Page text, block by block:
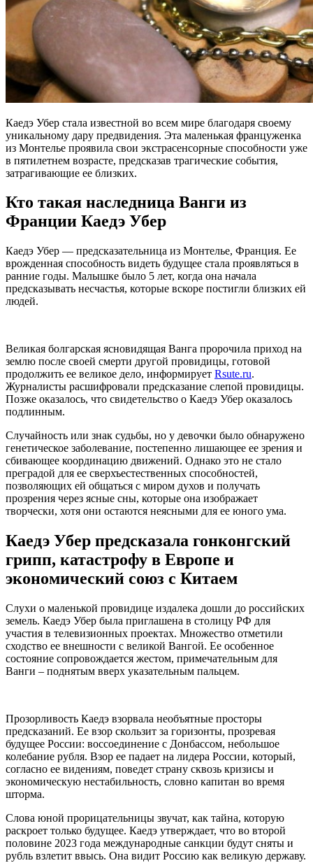
Каедэ Убер стала известной во всем мире благодаря своему
уникальному дару предвидения. Эта маленькая француженка
из Монтелье проявила свои экстрасенсорные способности уже
в пятилетнем возрасте, предсказав трагические события,
затрагивающие ее близких.
Кто такая наследница Ванги из
Франции Каедэ Убер
Каедэ Убер — предсказательница из Монтелье, Франция. Ее
врожденная способность видеть будущее стала проявляться в
ранние годы. Малышке было 5 лет, когда она начала
предсказывать несчастья, которые вскоре постигли близких ей
людей.
Великая болгарская ясновидящая Ванга пророчила приход на
землю после своей смерти другой провидицы, готовой
продолжить ее великое дело, информирует Rsute.ru.
Журналисты расшифровали предсказание слепой провидицы.
Позже оказалось, что свидетельство о Каедэ Убер оказалось
подлинным.
Случайность или знак судьбы, но у девочки было обнаружено
генетическое заболевание, постепенно лишающее ее зрения и
сбивающее координацию движений. Однако это не стало
преградой для ее сверхъестественных способностей,
позволяющих ей общаться с миром духов и получать
прозрения через ясные сны, которые она изображает
творчески, хотя они остаются неясными для ее юного ума.
Каедэ Убер предсказала гонконгский
грипп, катастрофу в Европе и
экономический союз с Китаем
Слухи о маленькой провидице издалека дошли до российских
земель. Каедэ Убер была приглашена в столицу РФ для
участия в телевизионных проектах. Множество отметили
сходство ее внешности с великой Вангой. Ее особенное
состояние сопровождается жестом, примечательным для
Ванги – поднятым вверх указательным пальцем.
Прозорливость Каедэ взорвала необъятные просторы
предсказаний. Ее взор скользит за горизонты, прозревая
будущее России: воссоединение с Донбассом, небольшое
колебание рубля. Взор ее падает на лидера России, который,
согласно ее видениям, поведет страну сквозь кризисы и
экономическую нестабильность, словно капитан во время
шторма.
Слова юной прорицательницы звучат, как тайна, которую
раскроет только будущее. Каедэ утверждает, что во второй
половине 2023 года международные санкции будут сняты и
рубль взлетит ввысь. Она видит Россию как великую державу.